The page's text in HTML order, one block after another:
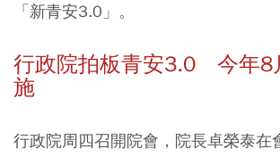
「新青安3.0」。
行政院拍板青安3.0 今年8
施
行政院周四召開院會，院長卓榮泰在